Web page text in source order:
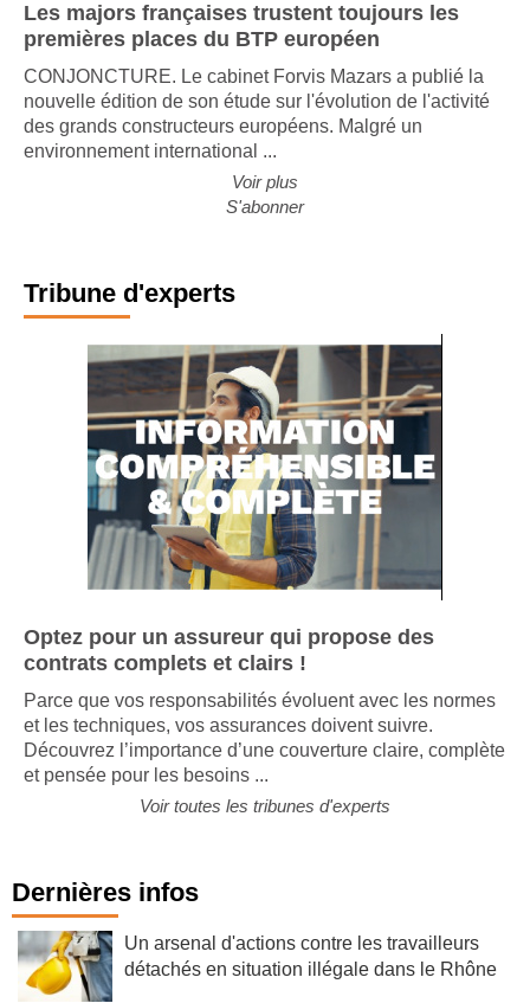
Les majors françaises trustent toujours les
premières places du BTP européen
CONJONCTURE. Le cabinet Forvis Mazars a publié la
nouvelle édition de son étude sur l'évolution de l'activité
des grands constructeurs européens. Malgré un
environnement international ...
Voir plus
S'abonner
Tribune d'experts
Optez pour un assureur qui propose des
contrats complets et clairs !
Parce que vos responsabilités évoluent avec les normes
et les techniques, vos assurances doivent suivre.
Découvrez l’importance d’une couverture claire, complète
et pensée pour les besoins ...
Voir toutes les tribunes d'experts
Dernières infos
Un arsenal d'actions contre les travailleurs
détachés en situation illégale dans le Rhône